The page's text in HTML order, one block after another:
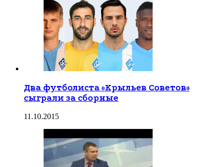
Два футболиста «Крыльев Советов»
сыграли за сборные
11.10.2015